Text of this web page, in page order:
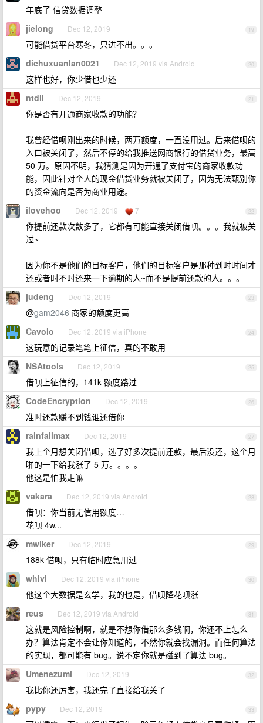
年底了 信贷数据调整
19
jielong Dec 12, 2019
可能借贷平台寒冬，只进不出。。。
20
dichuxuanlan0021 Dec 12, 2019 via Android
这样也好，你少借也少还
21
ntdll Dec 12, 2019
你是否有开通商家收款的功能？
我曾经借呗刚出来的时候，两万额度，一直没用过。后来借呗的
入口被关闭了，然后不停的给我推送网商银行的借贷业务，最高
50 万。原因不明，我猜测是因为开通了支付宝的商家收款功
能，因此针对个人的现金借贷业务就被关闭了，因为无法甄别你
的资金流向是否为商业用途。
22
ilovehoo Dec 12, 2019 7
你提前还款次数多了，它都有可能直接关闭借呗。。。我就被关
过~
因为你不是他们的目标客户，他们的目标客户是那种到时时间才
还或者时不时还来一下逾期的人~而不是提前还款的人。。。
23
judeng Dec 12, 2019
@gam2046 商家的额度更高
24
Cavolo Dec 12, 2019 via iPhone
这玩意的记录笔笔上征信，真的不敢用
25
NSAtools Dec 12, 2019
借呗上征信的，141k 额度路过
26
CodeEncryption Dec 12, 2019
准时还款赚不到钱谁还借你
27
rainfallmax Dec 12, 2019
我上个月想关闭借呗，选了好多次提前还款，最后没还，这个月
啪的一下给我涨了 5 万。。。。
他这是怕我走嘛
28
vakara Dec 12, 2019 via Android
借呗：你当前无信用额度…
花呗 4w...
29
mwiker Dec 12, 2019
188k 借呗，只有临时应急用过
30
whlvi Dec 12, 2019 via iPhone
他这个大数据是玄学，我的也是，借呗降花呗涨
31
reus Dec 12, 2019 via Android
这就是风险控制啊，就是不想你借那么多钱啊，你还不上怎么
办？算法肯定不会让你知道的，不然你就会找漏洞。而任何算法
的实现，都可能有 bug。说不定你就是碰到了算法 bug。
32
Umenezumi Dec 12, 2019
我比你还厉害，我还完了直接给我关了
33
pypy Dec 12, 2019